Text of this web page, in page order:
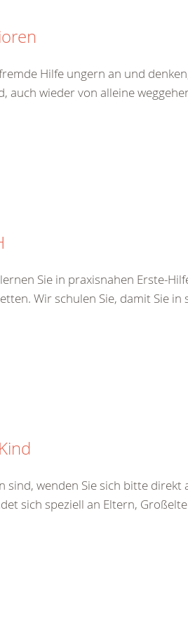
Hilfe ungern an und
auch wieder von alleine
Sie in praxisnahen Erste-
Wir schulen Sie, damit Sie in
sind, wenden Sie sich bitte
sich speziell an Eltern,